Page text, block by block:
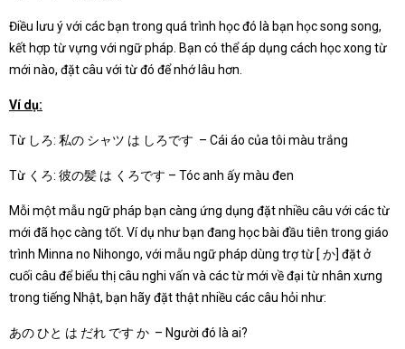
Điều lưu ý với các bạn trong quá trình học đó là bạn học song song,
kết hợp từ vựng với ngữ pháp. Bạn có thể áp dụng cách học xong từ
mới nào, đặt câu với từ đó để nhớ lâu hơn.
Ví dụ:
Từ しろ: 私の シャツ は しろです – Cái áo của tôi màu trắng
Từ くろ: 彼の髪 は くろです – Tóc anh ấy màu đen
Mỗi một mẫu ngữ pháp bạn càng ứng dụng đặt nhiều câu với các từ
mới đã học càng tốt. Ví dụ như bạn đang học bài đầu tiên trong giáo
trình Minna no Nihongo, với mẫu ngữ pháp dùng trợ từ [ か] đặt ở
cuối câu để biểu thị câu nghi vấn và các từ mới về đại từ nhân xưng
trong tiếng Nhật, bạn hãy đặt thật nhiều các câu hỏi như:
あの ひと は だれ です か – Người đó là ai?